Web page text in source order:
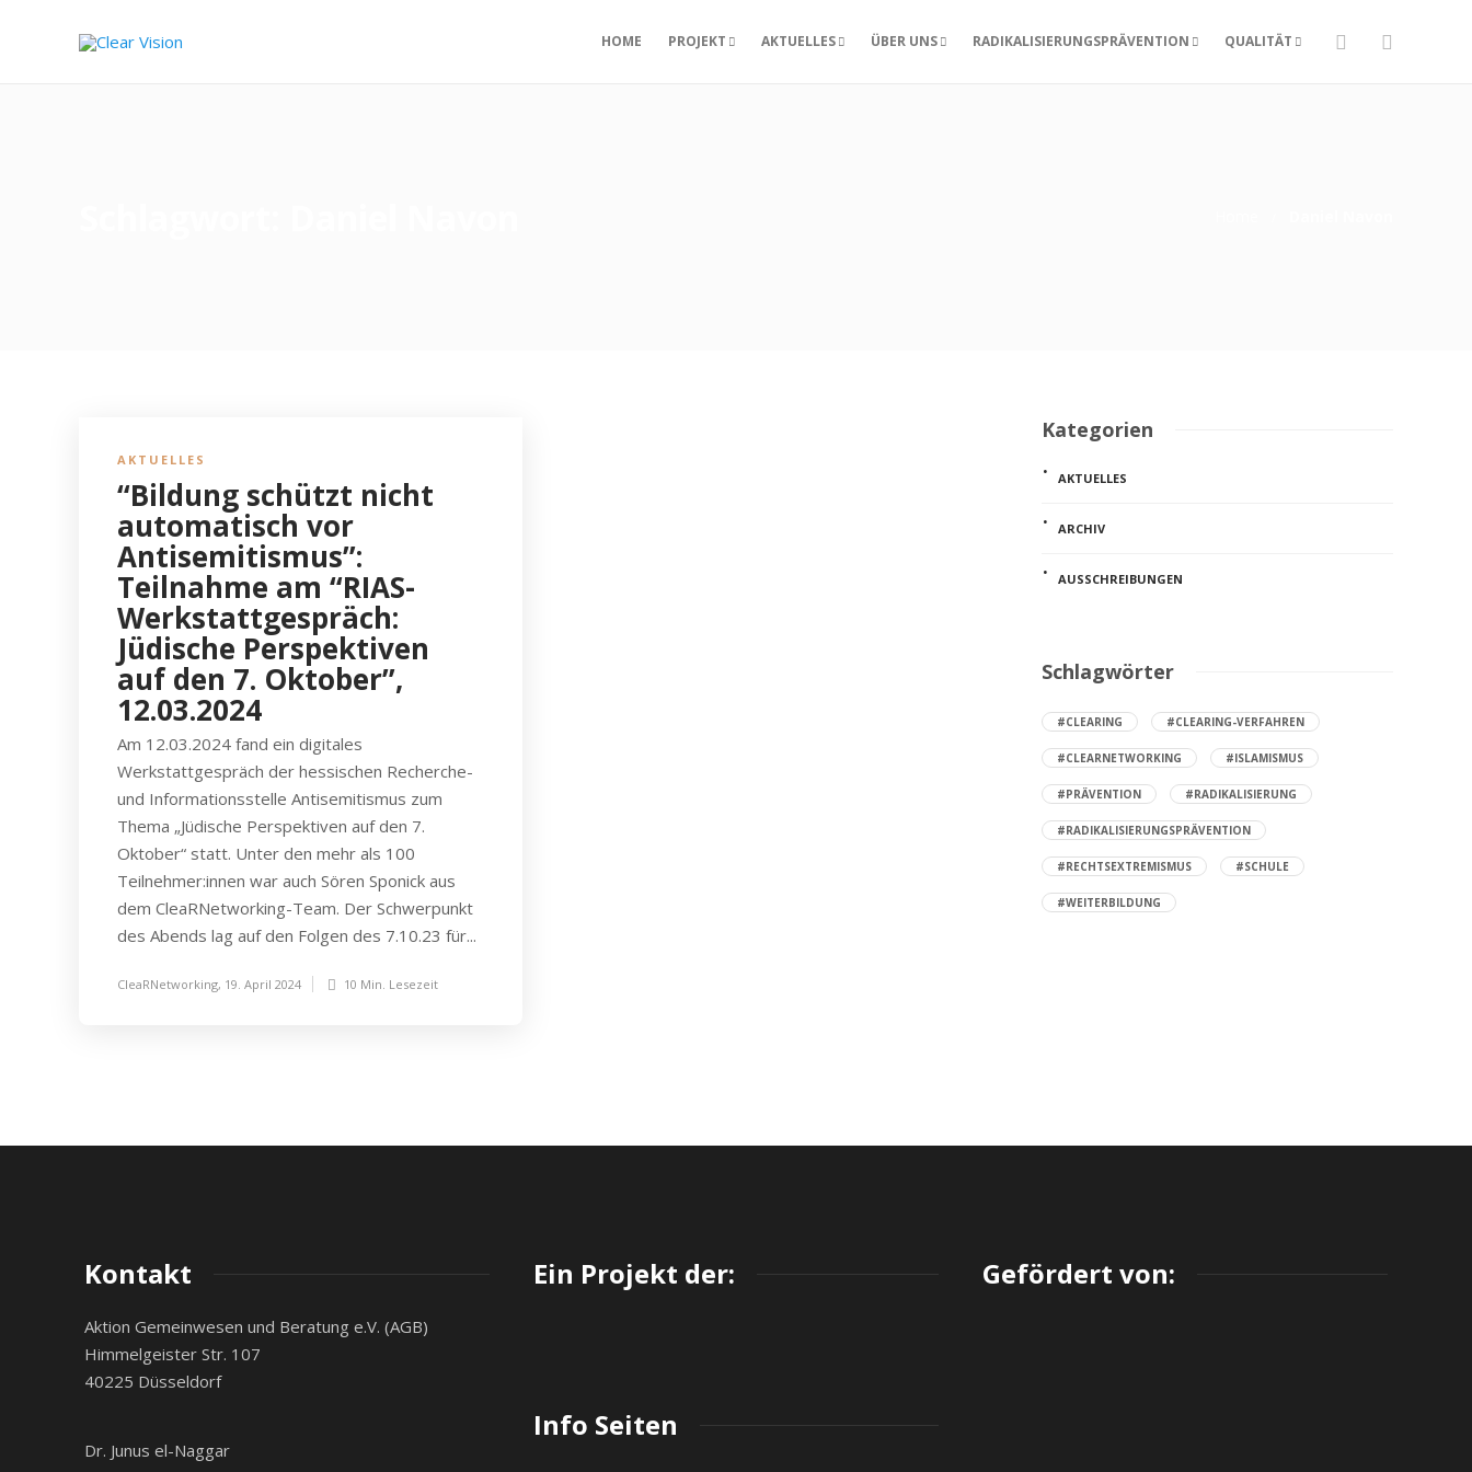
HOME PROJEKT AKTUELLES ÜBER UNS RADIKALISIERUNGSPRÄVENTION QUALITÄT
AKTUELLES
“Bildung schützt nicht
automatisch vor
Antisemitismus”:
Teilnahme am “RIAS-
Werkstattgespräch:
Jüdische Perspektiven
auf den 7. Oktober”,
12.03.2024
Am 12.03.2024 fand ein digitales
Werkstattgespräch der hessischen Recherche-
und Informationsstelle Antisemitismus zum
Thema „Jüdische Perspektiven auf den 7.
Oktober“ statt. Unter den mehr als 100
Teilnehmer:innen war auch Sören Sponick aus
dem CleaRNetworking-Team. Der Schwerpunkt
des Abends lag auf den Folgen des 7.10.23 für...
CleaRNetworking, 19. April 2024 10 Min. Lesezeit
Kategorien
AKTUELLES
ARCHIV
AUSSCHREIBUNGEN
Schlagwörter
#CLEARING #CLEARING-VERFAHREN
#CLEARNETWORKING #ISLAMISMUS
#PRÄVENTION #RADIKALISIERUNG
#RADIKALISIERUNGSPRÄVENTION
#RECHTSEXTREMISMUS #SCHULE
#WEITERBILDUNG
Kontakt
Aktion Gemeinwesen und Beratung e.V. (AGB)
Himmelgeister Str. 107
40225 Düsseldorf
Dr. Junus el-Naggar
Ein Projekt der:
Info Seiten
Gefördert von: